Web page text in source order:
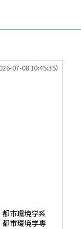
07-08 10:45:35）
市環境学系
都市環境学専